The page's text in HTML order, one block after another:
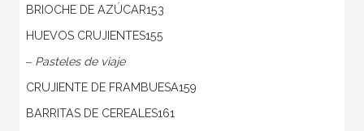
BRIOCHE DE AZÚCAR153
HUEVOS CRUJIENTES155
‒ Pasteles de viaje
CRUJIENTE DE FRAMBUESA159
BARRITAS DE CEREALES161